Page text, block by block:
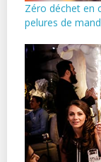
Zéro déchet en
pelures de